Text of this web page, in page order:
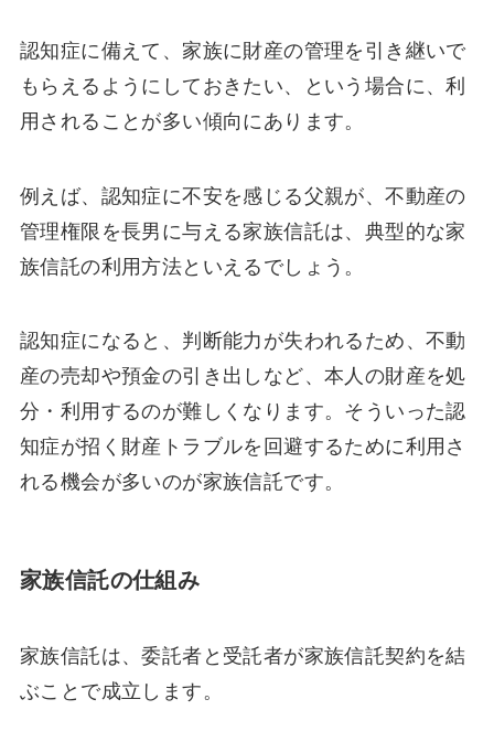
認知症に備えて、家族に財産の管理を引き継いで
もらえるようにしておきたい、という場合に、利
用されることが多い傾向にあります。
例えば、認知症に不安を感じる父親が、不動産の
管理権限を長男に与える家族信託は、典型的な家
族信託の利用方法といえるでしょう。
認知症になると、判断能力が失われるため、不動
産の売却や預金の引き出しなど、本人の財産を処
分・利用するのが難しくなります。そういった認
知症が招く財産トラブルを回避するために利用さ
れる機会が多いのが家族信託です。
家族信託の仕組み
家族信託は、委託者と受託者が家族信託契約を結
ぶことで成立します。